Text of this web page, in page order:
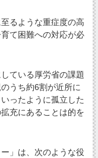
るような重症度の高
て困難への対応が必
ている厚労省の課題
うち約6割が近所に
ったように孤立した
充にあることは的を
」は、次のような役